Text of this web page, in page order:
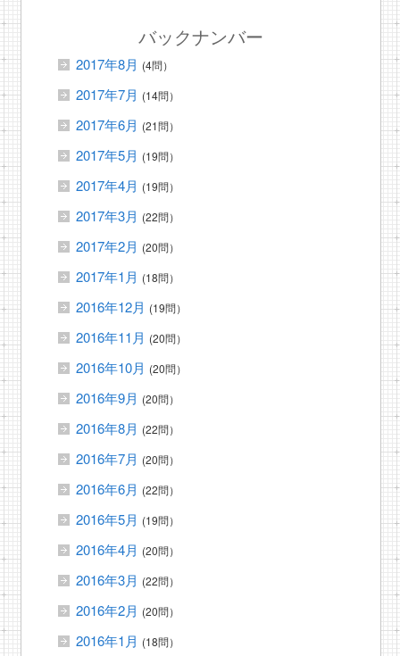
バックナンバー
2017年8月 (4問）
2017年7月 (14問）
2017年6月 (21問）
2017年5月 (19問）
2017年4月 (19問）
2017年3月 (22問）
2017年2月 (20問）
2017年1月 (18問）
2016年12月 (19問）
2016年11月 (20問）
2016年10月 (20問）
2016年9月 (20問）
2016年8月 (22問）
2016年7月 (20問）
2016年6月 (22問）
2016年5月 (19問）
2016年4月 (20問）
2016年3月 (22問）
2016年2月 (20問）
2016年1月 (18問）